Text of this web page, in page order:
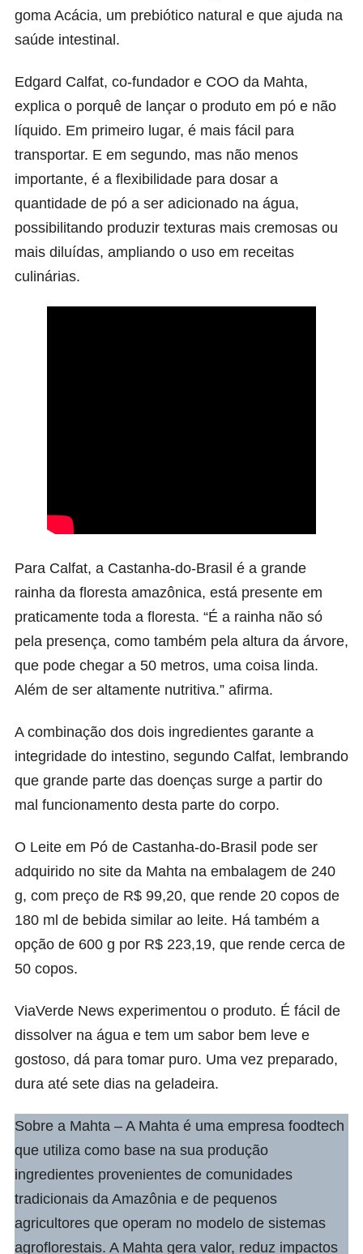
goma Acácia, um prebiótico natural e que ajuda na
saúde intestinal.
Edgard Calfat, co-fundador e COO da Mahta,
explica o porquê de lançar o produto em pó e não
líquido. Em primeiro lugar, é mais fácil para
transportar. E em segundo, mas não menos
importante, é a flexibilidade para dosar a
quantidade de pó a ser adicionado na água,
possibilitando produzir texturas mais cremosas ou
mais diluídas, ampliando o uso em receitas
culinárias.
Para Calfat, a Castanha-do-Brasil é a grande
rainha da floresta amazônica, está presente em
praticamente toda a floresta. “É a rainha não só
pela presença, como também pela altura da árvore,
que pode chegar a 50 metros, uma coisa linda.
Além de ser altamente nutritiva.” afirma.
A combinação dos dois ingredientes garante a
integridade do intestino, segundo Calfat, lembrando
que grande parte das doenças surge a partir do
mal funcionamento desta parte do corpo.
O Leite em Pó de Castanha-do-Brasil pode ser
adquirido no site da Mahta na embalagem de 240
g, com preço de R$ 99,20, que rende 20 copos de
180 ml de bebida similar ao leite. Há também a
opção de 600 g por R$ 223,19, que rende cerca de
50 copos.
ViaVerde News experimentou o produto. É fácil de
dissolver na água e tem um sabor bem leve e
gostoso, dá para tomar puro. Uma vez preparado,
dura até sete dias na geladeira.
Sobre a Mahta – A Mahta é uma empresa foodtech
que utiliza como base na sua produção
ingredientes provenientes de comunidades
tradicionais da Amazônia e de pequenos
agricultores que operam no modelo de sistemas
agroflorestais. A Mahta gera valor, reduz impactos